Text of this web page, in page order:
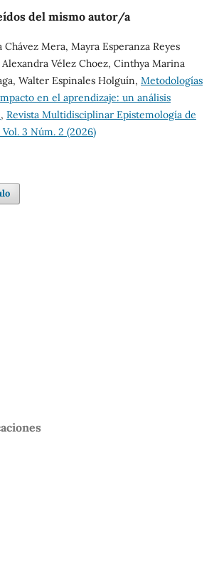
del mismo autor/a
Chávez Mera, Mayra Esperanza Reyes
Alexandra Vélez Choez, Cinthya Marina
Walter Espinales Holguín, Metodologías
en el aprendizaje: un análisis
, Revista Multidisciplinar Epistemología de
3 Núm. 2 (2026)